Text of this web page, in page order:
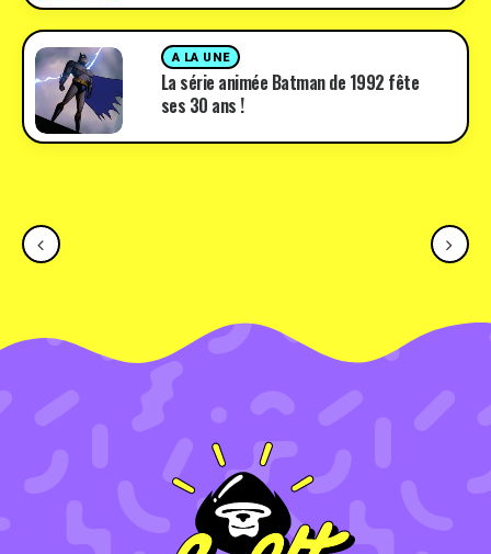
A LA UNE
La série animée Batman de 1992 fête
ses 30 ans !